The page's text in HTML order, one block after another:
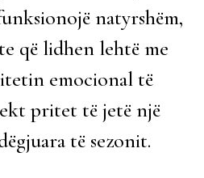
natyrshëm,
që lidhen lehtë me
emocional të
pritet të jetë një
të sezonit.